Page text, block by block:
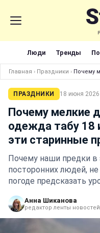
Люди Тренды
Главная › Праздники › Почему
ПРАЗДНИКИ 18 июня 2026
Почему мелкие
одежда табу 18
эти старинные
Почему наши предки в
посторонних людей,
погоде предсказать
Анна Шиканова
редактор ленты новостей